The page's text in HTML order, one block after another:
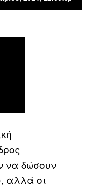
να δώσουν
αλλά οι